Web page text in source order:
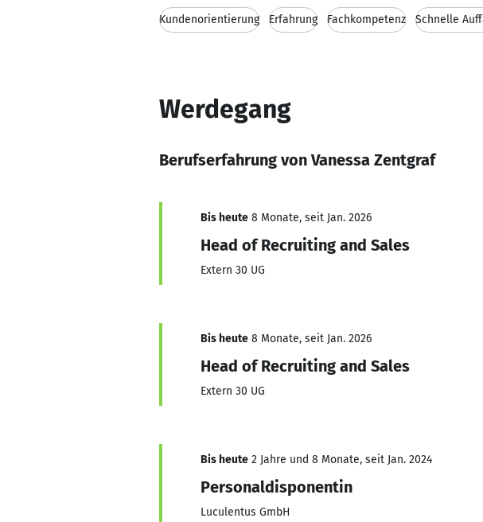
Kundenorientierung Erfahrung Fachkompetenz Schnelle
Werdegang
Berufserfahrung von Vanessa Zentgraf
Bis heute 8 Monate, seit Jan. 2026
Head of Recruiting and Sales
Extern 30 UG
Bis heute 8 Monate, seit Jan. 2026
Head of Recruiting and Sales
Extern 30 UG
Bis heute 2 Jahre und 8 Monate, seit Jan. 2024
Personaldisponentin
Luculentus GmbH